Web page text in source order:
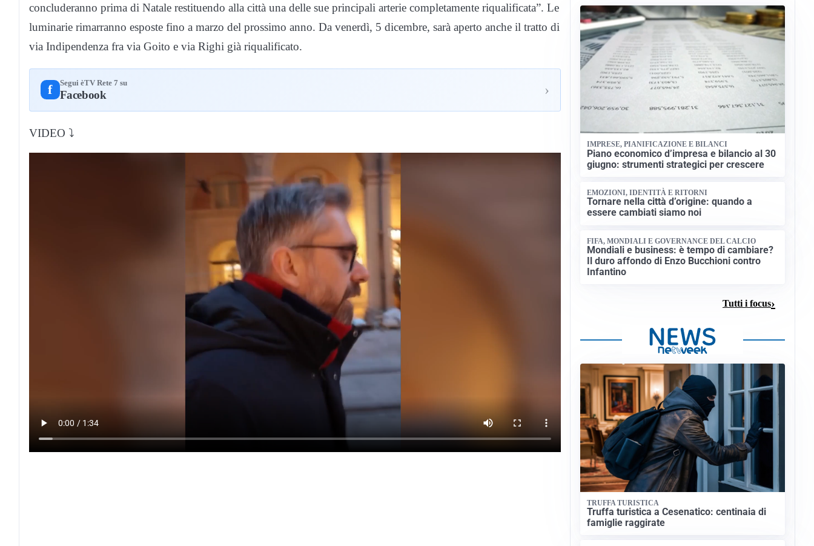
concluderanno prima di Natale restituendo alla città una delle sue principali arterie completamente riqualificata”. Le
luminarie rimarranno esposte fino a marzo del prossimo anno. Da venerdì, 5 dicembre, sarà aperto anche il tratto di
via Indipendenza fra via Goito e via Righi già riqualificato.
f Segui èTV Rete 7 su
Facebook ›
VIDEO ⤵
IMPRESE, PIANIFICAZIONE E BILANCI
Piano economico d’impresa e bilancio al 30
giugno: strumenti strategici per crescere
EMOZIONI, IDENTITÀ E RITORNI
Tornare nella città d’origine: quando a
essere cambiati siamo noi
FIFA, MONDIALI E GOVERNANCE DEL CALCIO
Mondiali e business: è tempo di cambiare?
Il duro affondo di Enzo Bucchioni contro
Infantino
Tutti i focus
TRUFFA TURISTICA
Truffa turistica a Cesenatico: centinaia di
famiglie raggirate